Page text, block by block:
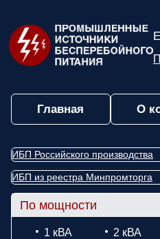
Главная О
ИБП Российского производства
ИБП из реестра Минпромторга
По мощности
1 кВА
2 кВА